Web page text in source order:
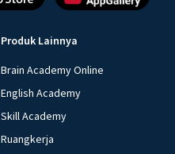
Produk Lainnya
Brain Academy Online
English Academy
Skill Academy
Ruangkerja